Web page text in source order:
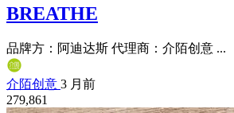
BREATHE
品牌方：阿迪达斯 代理商：介陌创意 ...
介陌创意 3 月前
279,861